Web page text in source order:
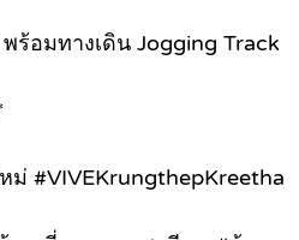
ร้อมทางเดิน Jogging Track
ม่ #VIVEKrungthepKreetha